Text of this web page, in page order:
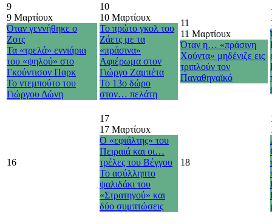
9
9 Μαρτίουx
Όταν γεννήθηκε ο
Ζοτς
Τα «τρελά» εννιάρια
του «ψηλού» στο
Γκούντισον Παρκ
Το ντεμπούτο του
Γιώργου Δώνη
10
10 Μαρτίουx
Το πρώτο γκολ του
Ζάετς με τα
«πράσινα»
Αφιέρωμα στον
Γιώργο Ζαμπέτα
Το 13ο δώρο
στον… πελάτη
11
11 Μαρτίουx
Όταν η… «πράσινη
Χούντα» μηδένιζε εις
τριπλούν τον
Παναθηναϊκό
16
17
17 Μαρτίουx
Ο «εφιάλτης» του
Πειραιά και οι…
τρέλες του Βέγγου
Το ασύλληπτο
ψαλιδάκι του
«Στρατηγού» και
δύο συμπτώσεις
18